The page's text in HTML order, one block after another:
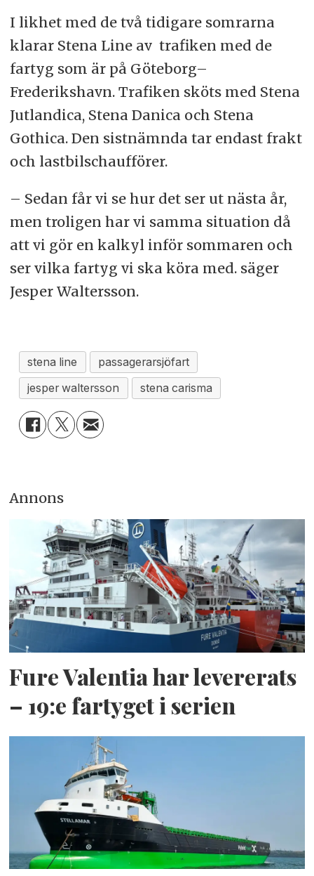
I likhet med de två tidigare somrarna
klarar Stena Line av trafiken med de
fartyg som är på Göteborg–
Frederikshavn. Trafiken sköts med Stena
Jutlandica, Stena Danica och Stena
Gothica. Den sistnämnda tar endast frakt
och lastbilschaufförer.
– Sedan får vi se hur det ser ut nästa år,
men troligen har vi samma situation då
att vi gör en kalkyl inför sommaren och
ser vilka fartyg vi ska köra med. säger
Jesper Waltersson.
stena line
passagerarsjöfart
jesper waltersson
stena carisma
Annons
Fure Valentia har levererats
– 19:e fartyget i serien